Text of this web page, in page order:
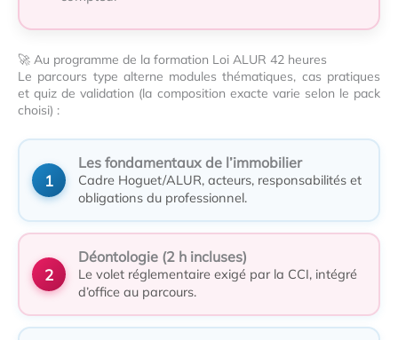
🚀 Au programme de la formation Loi ALUR 42 heures
Le parcours type alterne modules thématiques, cas pratiques
et quiz de validation (la composition exacte varie selon le pack
choisi) :
Les fondamentaux de l’immobilier
Cadre Hoguet/ALUR, acteurs, responsabilités et
obligations du professionnel.
Déontologie (2 h incluses)
Le volet réglementaire exigé par la CCI, intégré
d’office au parcours.